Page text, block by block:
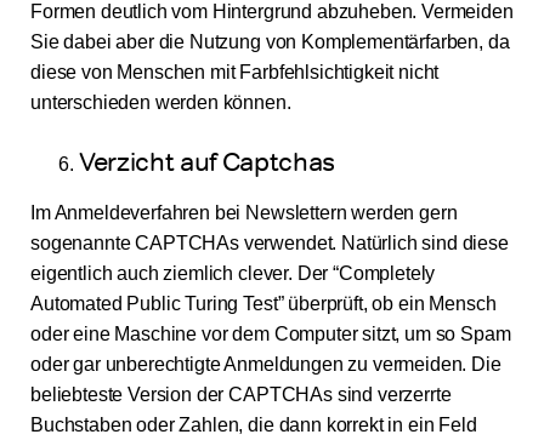
Formen deutlich vom Hintergrund abzuheben. Vermeiden
Sie dabei aber die Nutzung von Komplementärfarben, da
diese von Menschen mit Farbfehlsichtigkeit nicht
unterschieden werden können.
Verzicht auf Captchas
Im Anmeldeverfahren bei Newslettern werden gern
sogenannte CAPTCHAs verwendet. Natürlich sind diese
eigentlich auch ziemlich clever. Der “Completely
Automated Public Turing Test” überprüft, ob ein Mensch
oder eine Maschine vor dem Computer sitzt, um so Spam
oder gar unberechtigte Anmeldungen zu vermeiden. Die
beliebteste Version der CAPTCHAs sind verzerrte
Buchstaben oder Zahlen, die dann korrekt in ein Feld